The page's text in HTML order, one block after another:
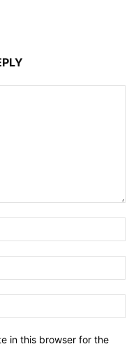
in this browser for the